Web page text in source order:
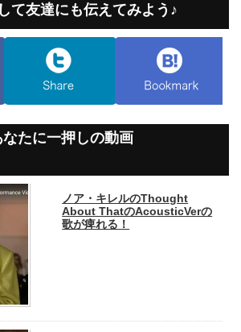
て友達にも伝えてみよう♪
なたに一押しの動画
ノア・キレルのThought
About ThatのAcousticVerの
歌が痺れる！